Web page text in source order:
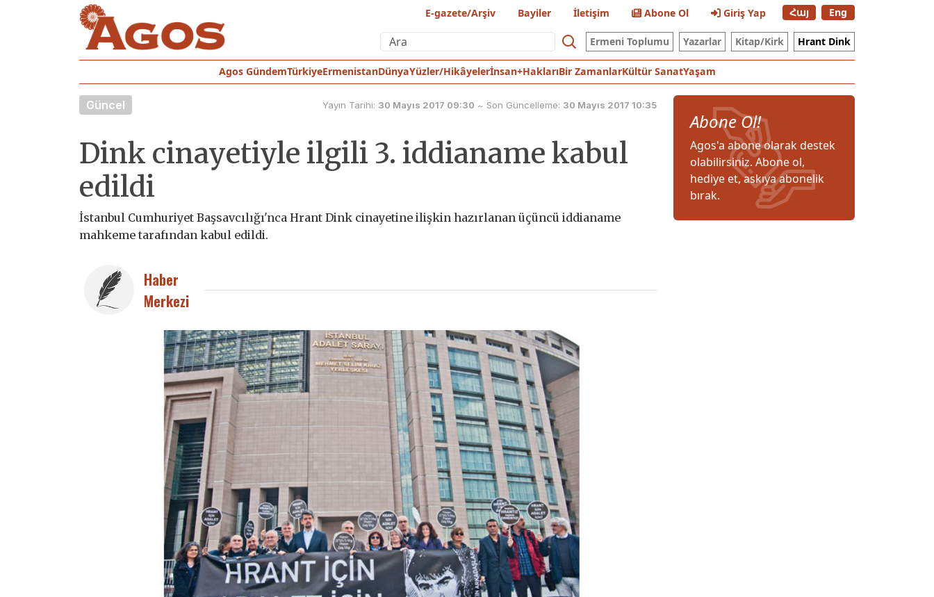
E-gazete/Arşiv Bayiler İletişim Abone Ol Giriş Yap Հայ Eng
Ermeni Toplumu Yazarlar Kitap/Kirk Hrant Dink
Agos GündemTürkiyeErmenistanDünyaYüzler/Hikâyelerİnsan+HaklarıBir ZamanlarKültür SanatYaşam
Güncel Yayın Tarihi: 30 Mayıs 2017 09:30 ~ Son Güncelleme: 30 Mayıs 2017 10:35
Dink cinayetiyle ilgili 3. iddianame kabul
edildi
İstanbul Cumhuriyet Başsavcılığı'nca Hrant Dink cinayetine ilişkin hazırlanan üçüncü iddianame
mahkeme tarafından kabul edildi.
Haber
Merkezi
Abone Ol!
Agos'a abone olarak destek
olabilirsiniz. Abone ol,
hediye et, askıya abonelik
bırak.